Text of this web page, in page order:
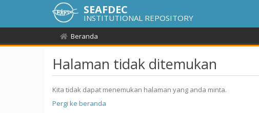
SEAFDEC
INSTITUTIONAL REPOSITORY
Beranda
Halaman tidak ditemukan
Kita tidak dapat menemukan halaman yang anda minta.
Pergi ke beranda